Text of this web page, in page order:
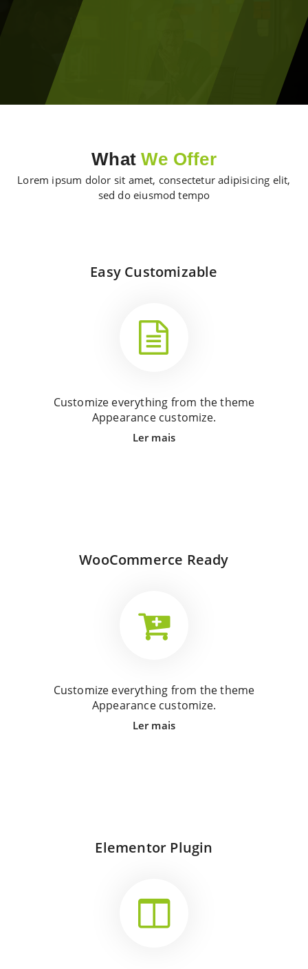
WhatWe Offer
Lorem ipsum dolor sit amet, consectetur adipisicing elit,
sed do eiusmod tempo
Easy Customizable
Customize everything from the theme
Appearance customize.
Ler mais
WooCommerce Ready
Customize everything from the theme
Appearance customize.
Ler mais
Elementor Plugin